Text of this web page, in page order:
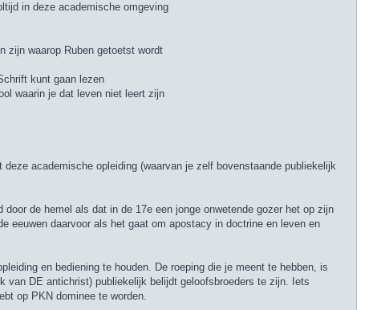
in deze academische omgeving
zijn waarop Ruben getoetst wordt
kunt gaan lezen
waarin je dat leven niet leert zijn
academische opleiding (waarvan je zelf bovenstaande publiekelijk
de hemel als dat in de 17e een jonge onwetende gozer het op zijn
eeuwen daarvoor als het gaat om apostacy in doctrine en leven en
en bediening te houden. De roeping die je meent te hebben, is
van DE antichrist) publiekelijk belijdt geloofsbroeders te zijn. Iets
op PKN dominee te worden.